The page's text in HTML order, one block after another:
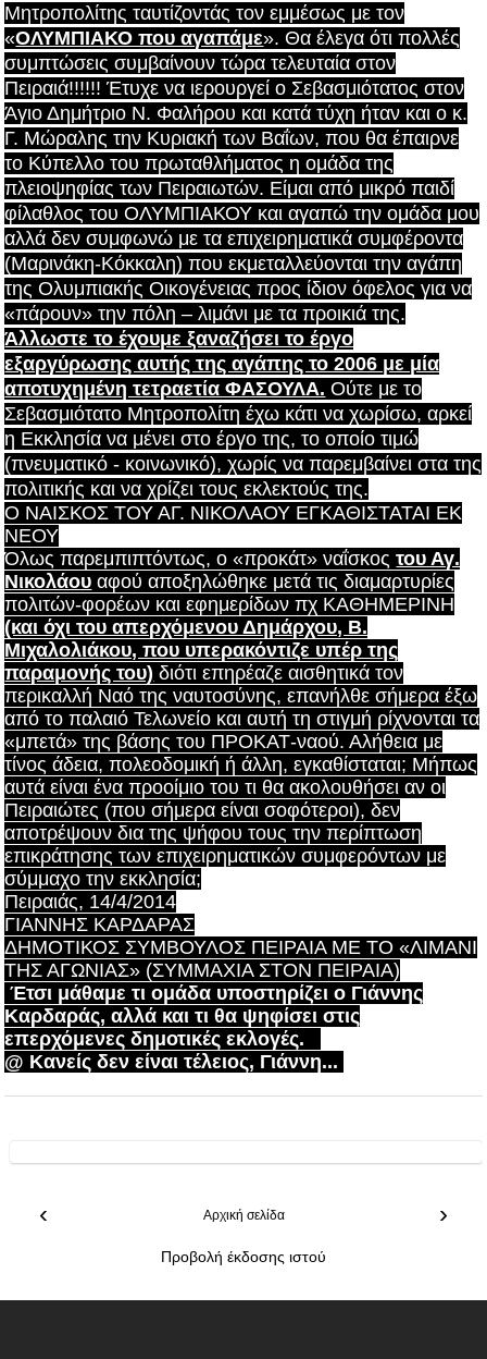
Μητροπολίτης ταυτίζοντάς τον εμμέσως με τον
«ΟΛΥΜΠΙΑΚΟ που αγαπάμε». Θα έλεγα ότι πολλές
συμπτώσεις συμβαίνουν τώρα τελευταία στον
Πειραιά!!!!!! Έτυχε να ιερουργεί ο Σεβασμιότατος στον
Άγιο Δημήτριο Ν. Φαλήρου και κατά τύχη ήταν και ο κ.
Γ. Μώραλης την Κυριακή των Βαΐων, που θα έπαιρνε
το Κύπελλο του πρωταθλήματος η ομάδα της
πλειοψηφίας των Πειραιωτών. Είμαι από μικρό παιδί
φίλαθλος του ΟΛΥΜΠΙΑΚΟΥ και αγαπώ την ομάδα μου
αλλά δεν συμφωνώ με τα επιχειρηματικά συμφέροντα
(Μαρινάκη-Κόκκαλη) που εκμεταλλεύονται την αγάπη
της Ολυμπιακής Οικογένειας προς ίδιον όφελος για να
«πάρουν» την πόλη – λιμάνι με τα προικιά της.
Άλλωστε το έχουμε ξαναζήσει το έργο
εξαργύρωσης αυτής της αγάπης το 2006 με μία
αποτυχημένη τετραετία ΦΑΣΟΥΛΑ. Ούτε με το
Σεβασμιότατο Μητροπολίτη έχω κάτι να χωρίσω, αρκεί
η Εκκλησία να μένει στο έργο της, το οποίο τιμώ
(πνευματικό - κοινωνικό), χωρίς να παρεμβαίνει στα της
πολιτικής και να χρίζει τους εκλεκτούς της.
Ο ΝΑΙΣΚΟΣ ΤΟΥ ΑΓ. ΝΙΚΟΛΑΟΥ ΕΓΚΑΘΙΣΤΑΤΑΙ ΕΚ
ΝΕΟΥ
Όλως παρεμπιπτόντως, ο «προκάτ» ναΐσκοςτου Αγ.
Νικολάου αφού αποξηλώθηκε μετά τις διαμαρτυρίες
πολιτών-φορέων και εφημερίδων πχ ΚΑΘΗΜΕΡΙΝΗ
(και όχι του απερχόμενου Δημάρχου, Β.
Μιχαλολιάκου, που υπερακόντιζε υπέρ της
παραμονής του) διότι επηρέαζε αισθητικά τον
περικαλλή Ναό της ναυτοσύνης, επανήλθε σήμερα έξω
από το παλαιό Τελωνείο και αυτή τη στιγμή ρίχνονται τα
«μπετά» της βάσης του ΠΡΟΚΑΤ-ναού. Αλήθεια με
τίνος άδεια, πολεοδομική ή άλλη, εγκαθίσταται; Μήπως
αυτά είναι ένα προοίμιο του τι θα ακολουθήσει αν οι
Πειραιώτες (που σήμερα είναι σοφότεροι), δεν
αποτρέψουν δια της ψήφου τους την περίπτωση
επικράτησης των επιχειρηματικών συμφερόντων με
σύμμαχο την εκκλησία;
Πειραιάς, 14/4/2014
ΓΙΑΝΝΗΣ ΚΑΡΔΑΡΑΣ
ΔΗΜΟΤΙΚΟΣ ΣΥΜΒΟΥΛΟΣ ΠΕΙΡΑΙΑ ΜΕ ΤΟ «ΛΙΜΑΝΙ
ΤΗΣ ΑΓΩΝΙΑΣ» (ΣΥΜΜΑΧΙΑ ΣΤΟΝ ΠΕΙΡΑΙΑ)
Έτσι μάθαμε τι ομάδα υποστηρίζει ο Γιάννης
Καρδαράς, αλλά και τι θα ψηφίσει στις
επερχόμενες δημοτικές εκλογές.
@ Κανείς δεν είναι τέλειος, Γιάννη...
‹ ›
Αρχική σελίδα
Προβολή έκδοσης ιστού